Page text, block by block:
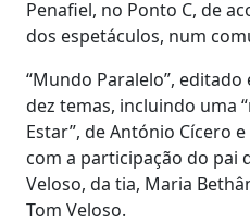
Penafiel, no Ponto C, de
dos espetáculos, num
“Mundo Paralelo”,
dez temas, incluindo uma
Estar”, de António Cícero
com a participação do pai
Veloso, da tia, Maria
Tom Veloso.